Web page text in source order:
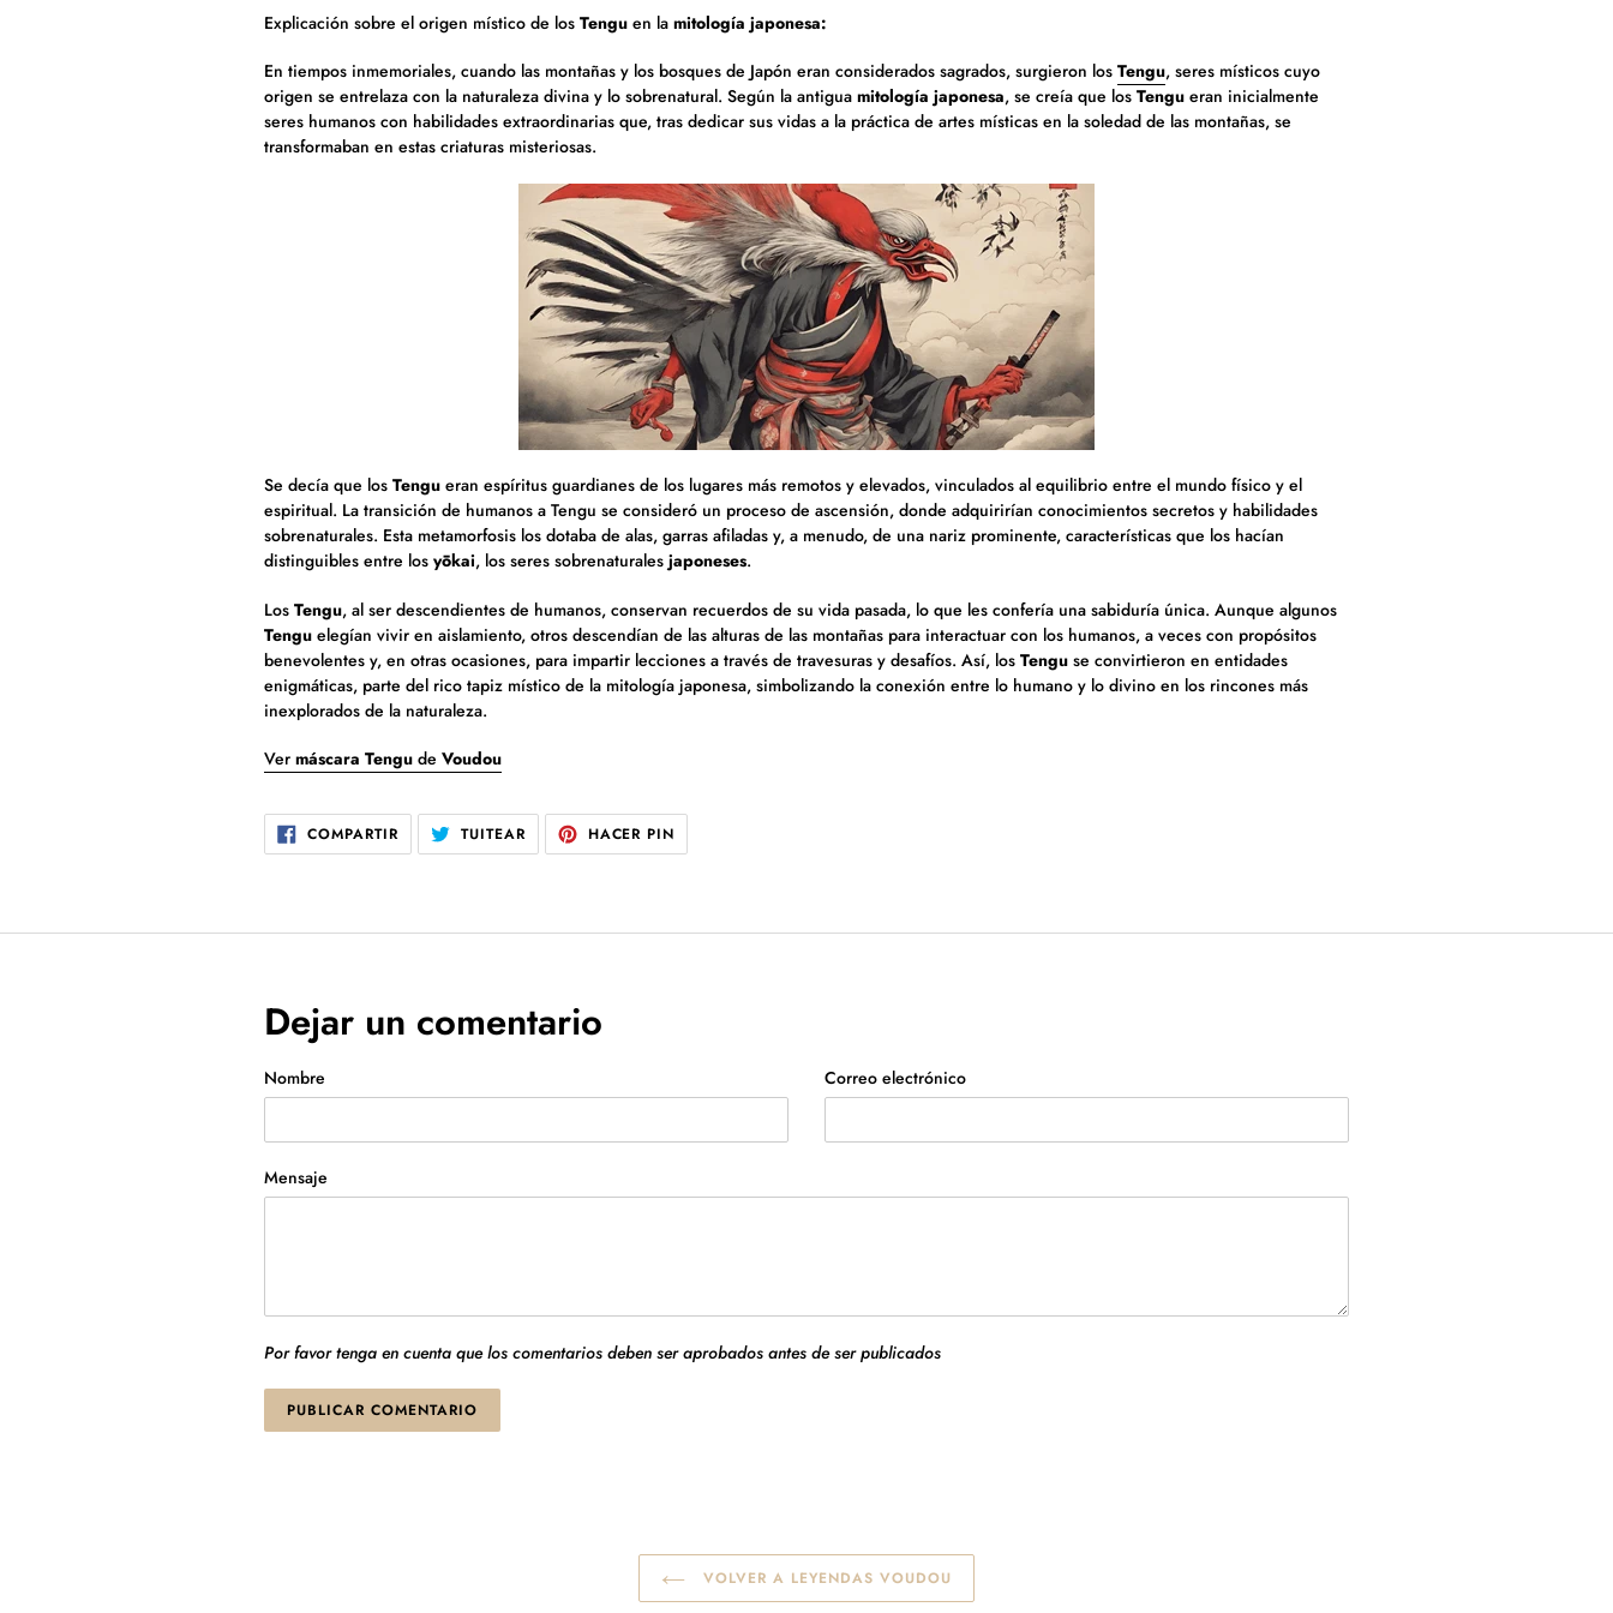
Explicación sobre el origen místico de losTengu en lamitología japonesa:
En tiempos inmemoriales, cuando las montañas y los bosques de Japón eran considerados sagrados, surgieron losTengu, seres místicos cuyo
origen se entrelaza con la naturaleza divina y lo sobrenatural. Según la antiguamitología japonesa, se creía que losTengu eran inicialmente
seres humanos con habilidades extraordinarias que, tras dedicar sus vidas a la práctica de artes místicas en la soledad de las montañas, se
transformaban en estas criaturas misteriosas.
Se decía que losTengu eran espíritus guardianes de los lugares más remotos y elevados, vinculados al equilibrio entre el mundo físico y el
espiritual. La transición de humanos a Tengu se consideró un proceso de ascensión, donde adquirirían conocimientos secretos y habilidades
sobrenaturales. Esta metamorfosis los dotaba de alas, garras afiladas y, a menudo, de una nariz prominente, características que los hacían
distinguibles entre losyōkai, los seres sobrenaturalesjaponeses.
LosTengu, al ser descendientes de humanos, conservan recuerdos de su vida pasada, lo que les confería una sabiduría única. Aunque algunos
Tengu elegían vivir en aislamiento, otros descendían de las alturas de las montañas para interactuar con los humanos, a veces con propósitos
benevolentes y, en otras ocasiones, para impartir lecciones a través de travesuras y desafíos. Así, losTengu se convirtieron en entidades
enigmáticas, parte del rico tapiz místico de la mitología japonesa, simbolizando la conexión entre lo humano y lo divino en los rincones más
inexplorados de la naturaleza.
Vermáscara Tengu deVoudou
COMPARTIRCOMPARTIR
EN
FACEBOOK
TUITEARTUITEAR
EN
TWITTER
HACER PIN
PINTEREST
Dejar un comentario
Nombre Correo electrónico
Mensaje
Por favor tenga en cuenta que los comentarios deben ser aprobados antes de ser publicados
VOLVER A LEYENDAS VOUDOU